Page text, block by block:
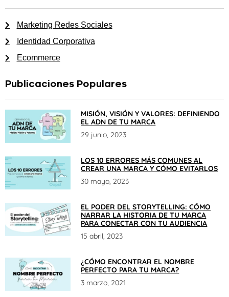
Marketing Redes Sociales
Identidad Corporativa
Ecommerce
Publicaciones Populares
MISIÓN, VISIÓN Y VALORES: DEFINIENDO
EL ADN DE TU MARCA
29 junio, 2023
LOS 10 ERRORES MÁS COMUNES AL
CREAR UNA MARCA Y CÓMO EVITARLOS
30 mayo, 2023
EL PODER DEL STORYTELLING: CÓMO
NARRAR LA HISTORIA DE TU MARCA
PARA CONECTAR CON TU AUDIENCIA
15 abril, 2023
¿CÓMO ENCONTRAR EL NOMBRE
PERFECTO PARA TU MARCA?
3 marzo, 2021